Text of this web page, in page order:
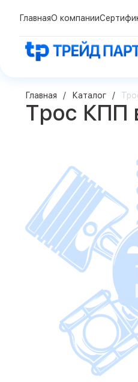
ГлавнаяО компании
Главная Каталог
Трос КПП